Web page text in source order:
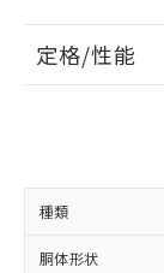
定格/性能
種類
胴体形状